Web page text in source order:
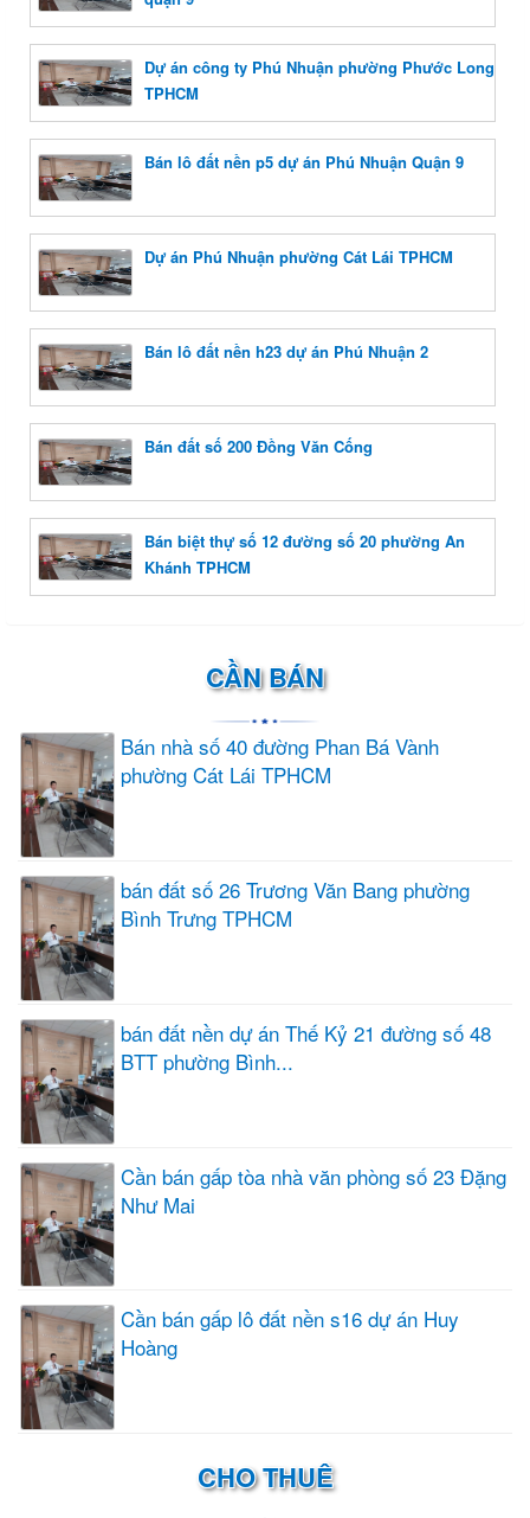
Dự án công ty Phú Nhuận phường Phước Long
TPHCM
Bán lô đất nền p5 dự án Phú Nhuận Quận 9
Dự án Phú Nhuận phường Cát Lái TPHCM
Bán lô đất nền h23 dự án Phú Nhuận 2
Bán đất số 200 Đồng Văn Cống
Bán biệt thự số 12 đường số 20 phường An
Khánh TPHCM
CẦN BÁN
Bán nhà số 40 đường Phan Bá Vành
phường Cát Lái TPHCM
bán đất số 26 Trương Văn Bang phường
Bình Trưng TPHCM
bán đất nền dự án Thế Kỷ 21 đường số 48
BTT phường Bình...
Cần bán gấp tòa nhà văn phòng số 23 Đặng
Như Mai
Cần bán gấp lô đất nền s16 dự án Huy
Hoàng
CHO THUÊ